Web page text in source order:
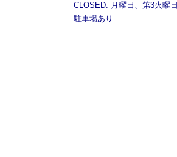
CLOSED: 月曜日、第3火曜日
駐車場あり